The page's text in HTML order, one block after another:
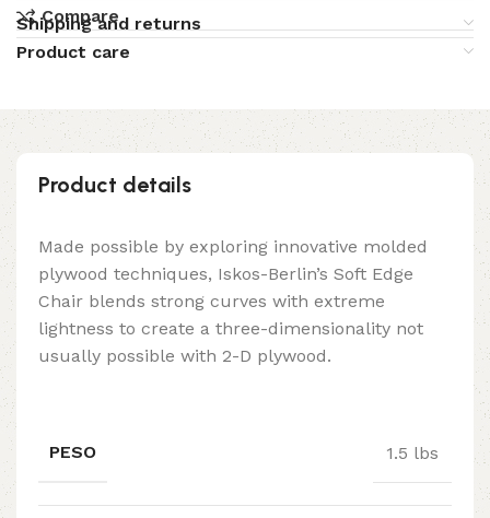
Compare
Shipping and returns
Product care
Product details
Made possible by exploring innovative molded
plywood techniques, Iskos-Berlin’s Soft Edge
Chair blends strong curves with extreme
lightness to create a three-dimensionality not
usually possible with 2-D plywood.
PESO 1.5 lbs